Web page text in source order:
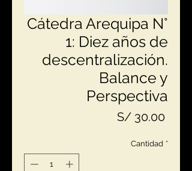
Cátedra Arequipa N°
1: Diez años de
descentralización.
Balance y
Perspectiva
S/ 30.00Precio
Cantidad *